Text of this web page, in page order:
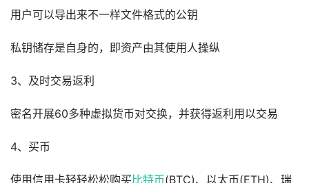
用户可以导出来不一样文件格式的公钥
私钥储存是自身的，即资产由其使用人操纵
3、及时交易返利
密名开展60多种虚拟货币对交换，并获得返利用以交易
4、买币
使用信用卡轻轻松松购买 比特币(BTC)、以太币(ETH)、瑞